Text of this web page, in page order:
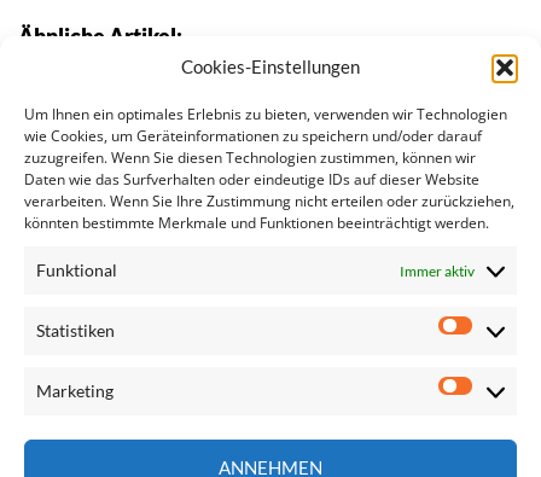
Cookies-Einstellungen
Um Ihnen ein optimales Erlebnis zu bieten, verwenden wir Technologien
wie Cookies, um Geräteinformationen zu speichern und/oder darauf
zuzugreifen. Wenn Sie diesen Technologien zustimmen, können wir
Daten wie das Surfverhalten oder eindeutige IDs auf dieser Website
verarbeiten. Wenn Sie Ihre Zustimmung nicht erteilen oder zurückziehen,
könnten bestimmte Merkmale und Funktionen beeinträchtigt werden.
Funktional Immer aktiv
Statistiken
Marketing
ANNEHMEN
Ähnliche Artikel:
EU-Parlament untersucht dubiose Steuerpraktiken
Frauen in Führungspositionen
Staatlich organisierter Steuervermeidung keine Chance
geben
EU-Parlament bereitet Weg für neue und faire…
Regner zu Juncker: Schluss mit den…
Trotz Aufdeckungsskandalen steigen Steuerdeals mit…
Seite